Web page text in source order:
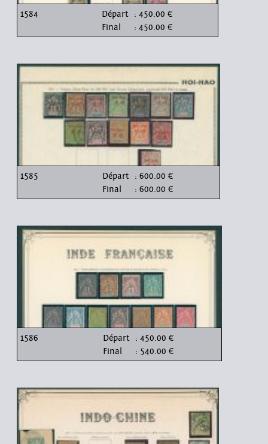
1584 Départ : 450.00 €
Final
: 450.00 €
1585 Départ : 600.00 €
Final
: 600.00 €
1586 Départ : 450.00 €
Final
: 540.00 €